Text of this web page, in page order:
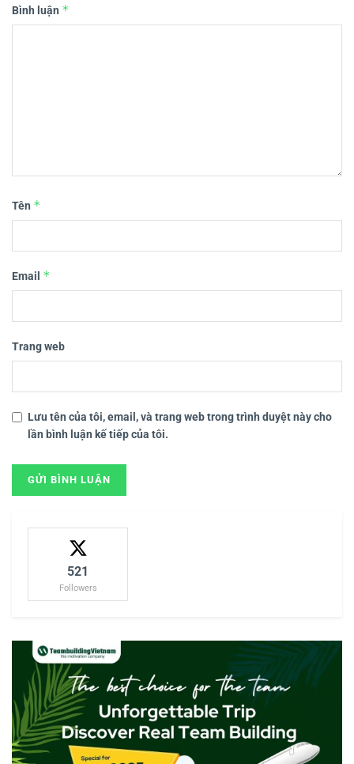
Bình luận *
Tên *
Email *
Trang web
Lưu tên của tôi, email, và trang web trong trình duyệt này cho
lần bình luận kế tiếp của tôi.
521
Followers